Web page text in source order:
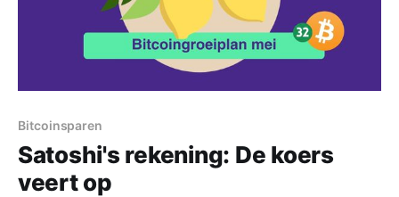
Bitcoinsparen
Satoshi's rekening: De koers
veert op